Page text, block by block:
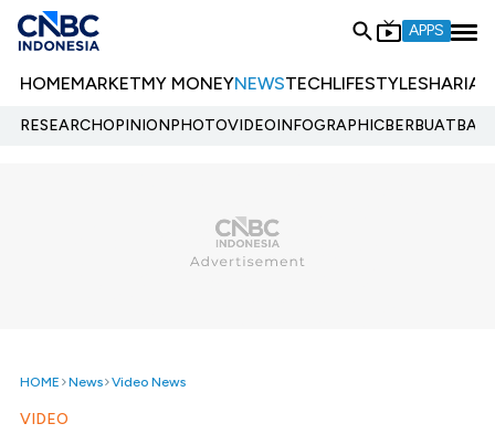
APPS
HOMEMARKETMY MONEYNEWSTECHLIFESTYLESHARIA
RESEARCHOPINIONPHOTOVIDEOINFOGRAPHIC
HOME News Video News
VIDEO